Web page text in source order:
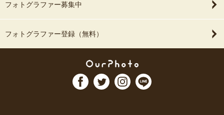
フォトグラファー募集中
フォトグラファー登録（無料）